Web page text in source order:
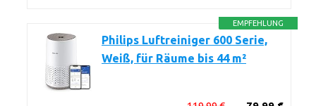
EMPFEHLUNG
Philips Luftreiniger 600 Serie,
Weiß, für Räume bis 44 m²